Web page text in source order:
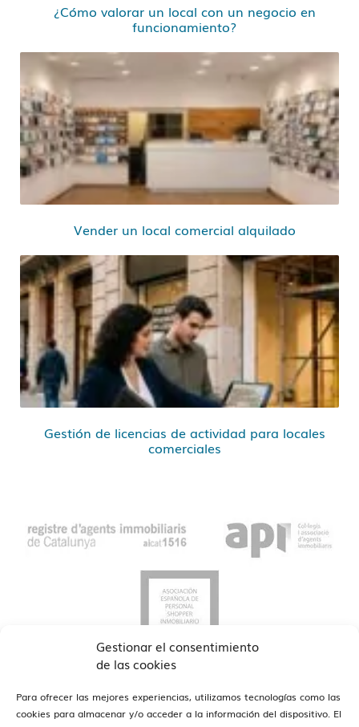
Gestionar el consentimiento
de las cookies
Para ofrecer las mejores experiencias, utilizamos tecnologías como las
cookies para almacenar y/o acceder a la información del dispositivo. El
¿Cómo valorar un local con un negocio en
funcionamiento?
Vender un local comercial alquilado
Gestión de licencias de actividad para locales
comerciales